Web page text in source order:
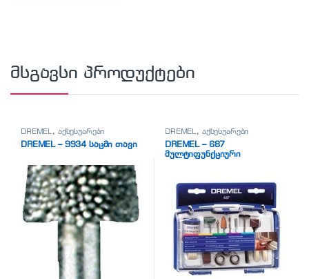
მსგავსი პროდუქტები
DREMEL, აქსესუარები
DREMEL – 9934 საცმი თავი
DREMEL, აქსესუარები
DREMEL – 687
მულტიფუნქციური